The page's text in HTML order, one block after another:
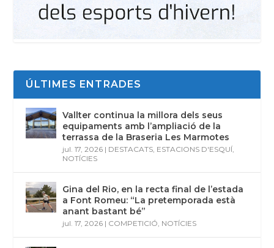
ÚLTIMES ENTRADES
Vallter continua la millora dels seus
equipaments amb l’ampliació de la
terrassa de la Braseria Les Marmotes
jul. 17, 2026 | DESTACATS, ESTACIONS D'ESQUÍ,
NOTÍCIES
Gina del Rio, en la recta final de l’estada
a Font Romeu: “La pretemporada està
anant bastant bé”
jul. 17, 2026 | COMPETICIÓ, NOTÍCIES